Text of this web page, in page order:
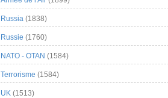
Russia (1838)
Russie (1760)
NATO - OTAN (1584)
Terrorisme (1584)
UK (1513)